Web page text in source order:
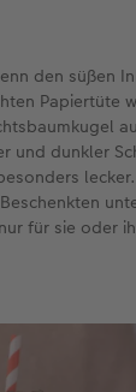
den süßen
Papiertüte
und dunkler
für sie oder